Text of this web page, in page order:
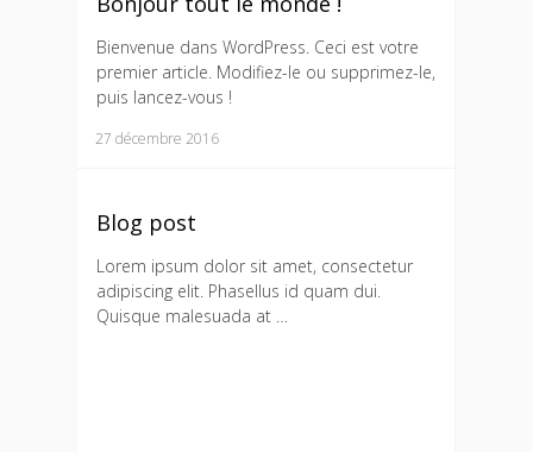
Bienvenue dans WordPress. Ceci est votre
premier article. Modifiez-le ou supprimez-le,
puis lancez-vous !
27 décembre 2016
Blog post
Lorem ipsum dolor sit amet, consectetur
adipiscing elit. Phasellus id quam dui.
Quisque malesuada at …